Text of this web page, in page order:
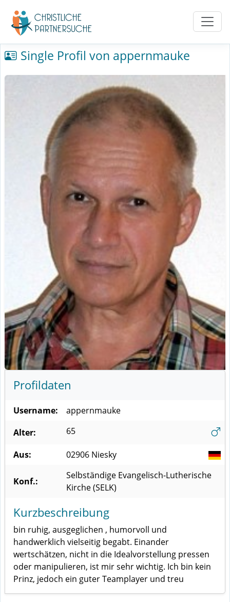
Single Profil von appernmauke
Profildaten
Username:
appernmauke
Alter:
65
Aus: 02906 Niesky
Konf.:
Selbständige Evangelisch-Lutherische
Kirche (SELK)
Kurzbeschreibung
bin ruhig, ausgeglichen , humorvoll und
handwerklich vielseitig begabt. Einander
wertschätzen, nicht in die Idealvorstellung pressen
oder manipulieren, ist mir sehr wichtig. Ich bin kein
Prinz, jedoch ein guter Teamplayer und treu